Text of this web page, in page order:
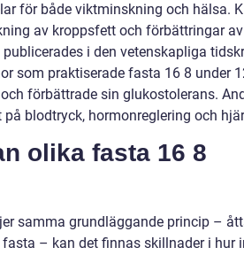
för både viktminskning och hälsa.
av kroppsfett och förbättringar av
i den vetenskapliga
som praktiserade fasta 16 8 under
förbättrade sin glukostolerans.
blodtryck, hormonreglering och
olika fasta 16 8
samma grundläggande princip –
– kan det finnas skillnader i hur